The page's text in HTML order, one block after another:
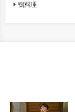
鴨料理